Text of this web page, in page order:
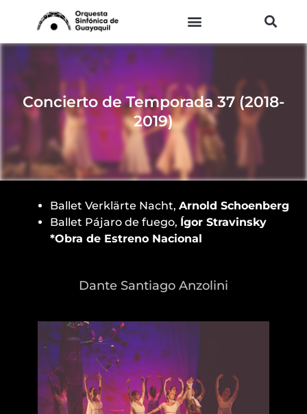
contenido
Concierto de Temporada 37 (2018-
2019)
Ballet Verklärte Nacht, Arnold Schoenberg
Ballet Pájaro de fuego, Ígor Stravinsky
*Obra de Estreno Nacional
Dante Santiago Anzolini